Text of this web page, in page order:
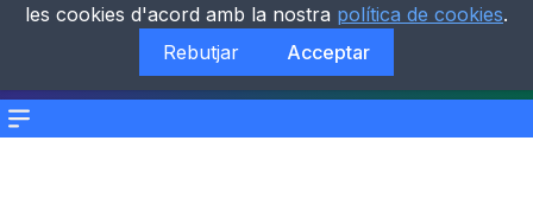
Menu
les cookies d'acord amb la nostra política de cookies.
Rebutjar
Acceptar